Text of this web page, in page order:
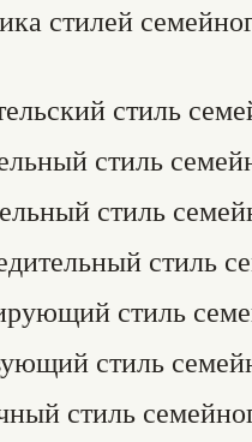
стилей
стиль
стиль
стиль
стиль
стиль
стиль
стиль